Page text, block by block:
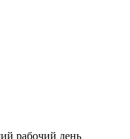
рабочий день